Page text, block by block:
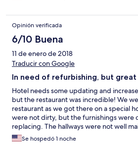
Opinión verificada
6/10 Buena
11 de enero de 2018
Traducir con Google
In need of refurbishing, but
Hotel needs some updating and
but the restaurant was incredible! We
restaurant as we got there on a special
were not dirty, but the furnishings were
replacing. The hallways were not well
some additional effort in cleaning. I did
you to the room with a nice fruit basket.
Se hospedó 1 noche